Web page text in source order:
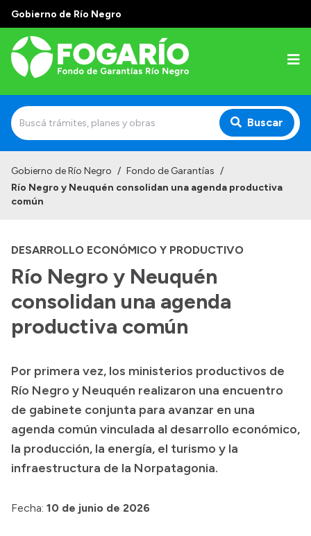
Gobierno de Río Negro
Buscar
Institucional
¿Qué hacemos?
Líneas Garantizadas
Tu garantía
Contactos
Gobierno de Río Negro / Fondo de Garantías /
Río Negro y Neuquén consolidan una agenda productiva
común
DESARROLLO ECONÓMICO Y PRODUCTIVO
Río Negro y Neuquén
consolidan una agenda
productiva común
Por primera vez, los ministerios productivos de
Río Negro y Neuquén realizaron una encuentro
de gabinete conjunta para avanzar en una
agenda común vinculada al desarrollo económico,
la producción, la energía, el turismo y la
infraestructura de la Norpatagonia.
Fecha: 10 de junio de 2026